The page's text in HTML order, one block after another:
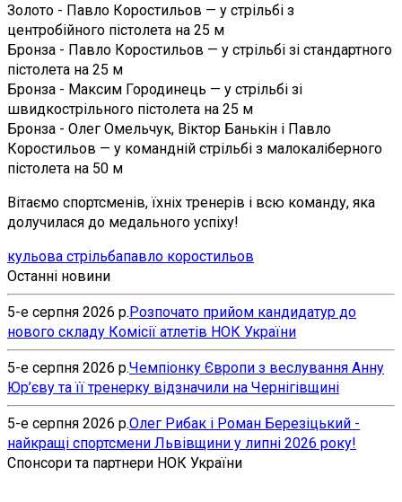
Золото - Павло Коростильов — у стрільбі з
центробійного пістолета на 25 м
Бронза - Павло Коростильов — у стрільбі зі стандартного
пістолета на 25 м
Бронза - Максим Городинець — у стрільбі зі
швидкострільного пістолета на 25 м
Бронза - Олег Омельчук, Віктор Банькін і Павло
Коростильов — у командній стрільбі з малокаліберного
пістолета на 50 м
Вітаємо спортсменів, їхніх тренерів і всю команду, яка
долучилася до медального успіху!
кульова стрільбапавло коростильов
Останні новини
5-е серпня 2026 р.Розпочато прийом кандидатур до
нового складу Комісії атлетів НОК України
5-е серпня 2026 р.Чемпіонку Європи з веслування Анну
Юр’єву та її тренерку відзначили на Чернігівщині
5-е серпня 2026 р.Олег Рибак і Роман Березіцький -
найкращі спортсмени Львівщини у липні 2026 року!
Спонсори та партнери НОК України